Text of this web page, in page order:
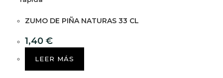
ZUMO DE PIÑA NATURAS 33 CL
1,40 €
LEER MÁS